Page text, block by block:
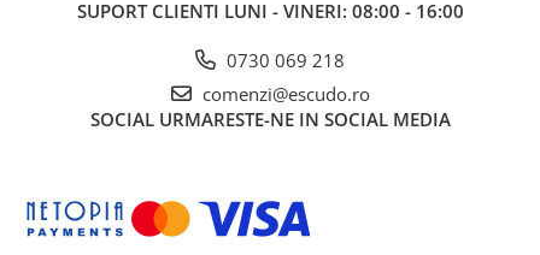
SUPORT CLIENTI LUNI - VINERI: 08:00 - 16:00
0730 069 218
comenzi@escudo.ro
SOCIAL URMARESTE-NE IN SOCIAL MEDIA